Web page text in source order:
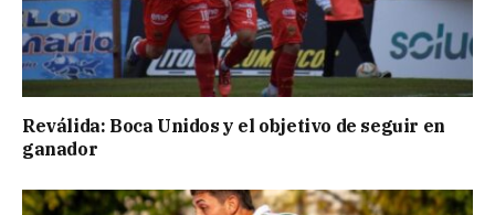
Reválida: Boca Unidos y el objetivo de seguir en
ganador